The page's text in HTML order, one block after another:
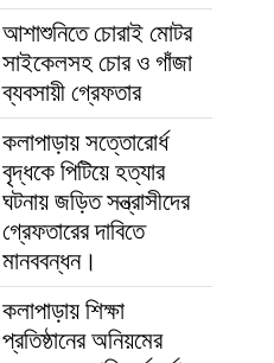
আশাশুনিতে চোরাই মোটর
সাইকেলসহ চোর ও গাঁজা
ব্যবসায়ী গ্রেফতার
কলাপাড়ায় সত্তোরোর্ধ
বৃদ্ধকে পিটিয়ে হত্যার
ঘটনায় জড়িত সন্ত্রাসীদের
গ্রেফতারের দাবিতে
মানববন্ধন।
কলাপাড়ায় শিক্ষা
প্রতিষ্ঠানের অনিয়মের